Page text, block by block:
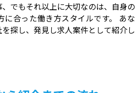
でもそれ以上に大切なのは、自身の
に合った働き方スタイルです。 あな
探し、発見し求人案件として紹介し